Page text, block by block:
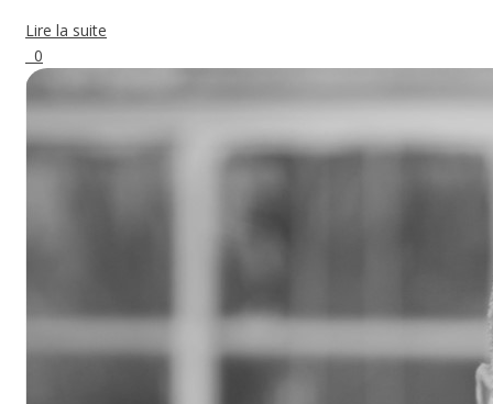
Lire la suite
0